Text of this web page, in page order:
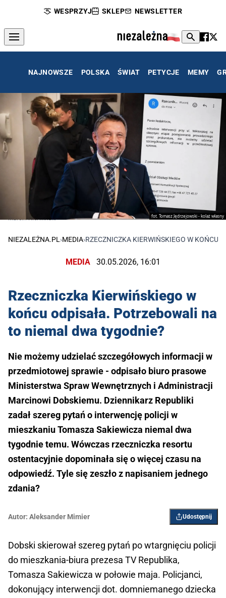
WESPRZYJ SKLEP NEWSLETTER
NAJNOWSZE POLSKA ŚWIAT PETYCJE MEMY
fot. Tomasz Jędrzejowski - kolaż własny
Marcin Kierwiński
NIEZALEŻNA.PL ›MEDIA›RZECZNICZKA KIERWIŃSKIEGO W KOŃCU
MEDIA 30.05.2026, 16:01
Rzeczniczka Kierwińskiego w
końcu odpisała. Potrzebowali na
to niemal dwa tygodnie?
Nie możemy udzielać szczegółowych informacji w
przedmiotowej sprawie - odpisało biuro prasowe
Ministerstwa Spraw Wewnętrznych i Administracji
Marcinowi Dobskiemu. Dziennikarz Republiki
zadał szereg pytań o interwencję policji w
mieszkaniu Tomasza Sakiewicza niemal dwa
tygodnie temu. Wówczas rzeczniczka resortu
ostentacyjnie dopominała się o więcej czasu na
odpowiedź. Tyle się zeszło z napisaniem jednego
zdania?
Autor: Aleksander Mimier Udostępnij
Dobski skierował szereg pytań po wtargnięciu policji
do mieszkania-biura prezesa TV Republika,
Tomasza Sakiewicza w połowie maja. Policjanci,
dokonujący interwencji dot. domniemanego dziecka